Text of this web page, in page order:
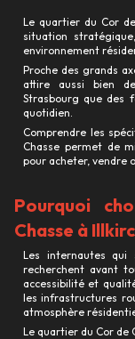
ET
Le quartier du Cor
situation
environnement
Proche des grands
attire aussi bien
Strasbourg que des
quotidien.
Comprendre les
Chasse permet de
pour acheter, vendre
Pourquoi
Chasse à
Les internautes qui
recherchent avant
accessibilité et
les infrastructures
atmosphère
Le quartier du Cor de